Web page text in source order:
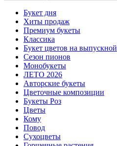
Букет дня
Хиты продаж
Премиум букеты
Классика
Букет цветов на выпускной
Сезон пионов
Монобукеты
ЛЕТО 2026
Авторские букеты
Цветочные композиции
Букеты Роз
Цветы
Кому
Повод
Сухоцветы